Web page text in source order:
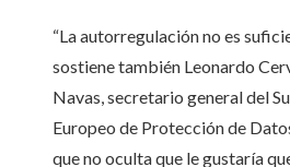
“La autorregulación no es
sostiene también Leonardo
Navas, secretario general del
Europeo de Protección de
que no oculta que le gustaría